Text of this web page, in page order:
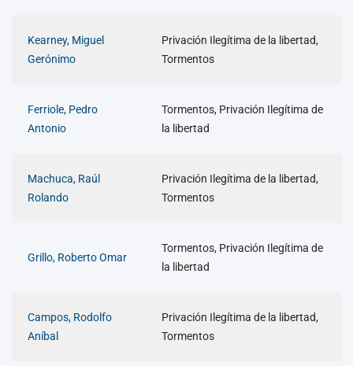
Kearney, Miguel
Gerónimo
Privación Ilegítima de la libertad,
Tormentos
Ferriole, Pedro
Antonio
Tormentos, Privación Ilegítima de
la libertad
Machuca, Raúl
Rolando
Privación Ilegítima de la libertad,
Tormentos
Grillo, Roberto Omar
Tormentos, Privación Ilegítima de
la libertad
Campos, Rodolfo
Aníbal
Privación Ilegítima de la libertad,
Tormentos